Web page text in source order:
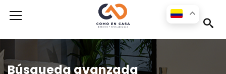
Búsqueda avanzada